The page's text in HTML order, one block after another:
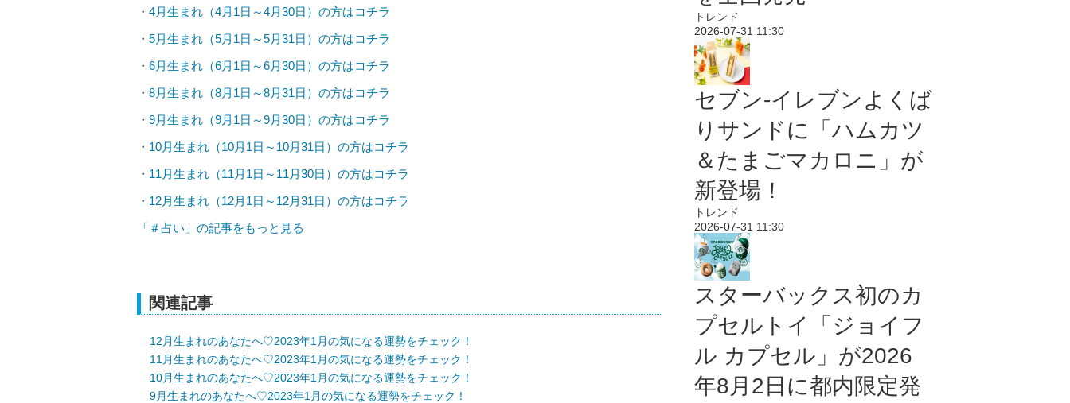
・ 4月生まれ（4月1日～4月30日）の方はコチラ
・ 5月生まれ（5月1日～5月31日）の方はコチラ
・ 6月生まれ（6月1日～6月30日）の方はコチラ
・ 8月生まれ（8月1日～8月31日）の方はコチラ
・ 9月生まれ（9月1日～9月30日）の方はコチラ
・ 10月生まれ（10月1日～10月31日）の方はコチラ
・ 11月生まれ（11月1日～11月30日）の方はコチラ
・ 12月生まれ（12月1日～12月31日）の方はコチラ
「＃占い」の記事をもっと見る
関連記事
12月生まれのあなたへ♡2023年1月の気になる運勢をチェック！
11月生まれのあなたへ♡2023年1月の気になる運勢をチェック！
10月生まれのあなたへ♡2023年1月の気になる運勢をチェック！
9月生まれのあなたへ♡2023年1月の気になる運勢をチェック！
トレンド
2026-07-31 11:30
セブン‐イレブンよくば
りサンドに「ハムカツ
＆たまごマカロニ」が
新登場！
トレンド
2026-07-31 11:30
スターバックス初のカ
プセルトイ「ジョイフ
ル カプセル」が2026
年8月2日に都内限定発